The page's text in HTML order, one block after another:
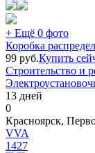
+ Ещё 0 фото
Коробка
99 руб.Купить
Строительство и
13 дней
0
Красноярск,
VVA
1427